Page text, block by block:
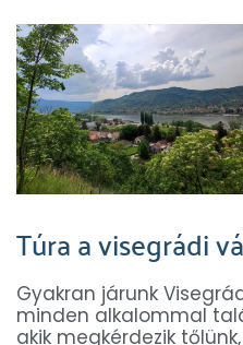
Túra a visegrádi
Gyakran járunk
minden alkalommal
akik megkérdezik